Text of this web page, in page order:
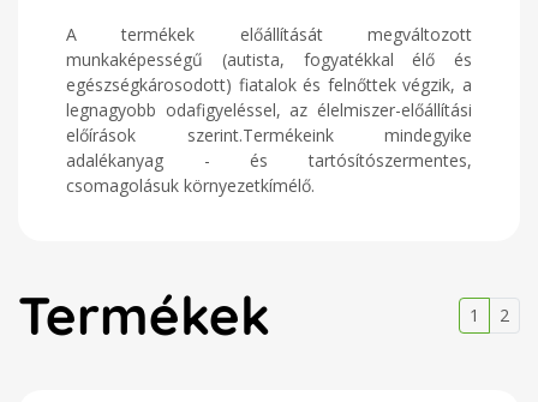
A termékek előállítását megváltozott
munkaképességű (autista, fogyatékkal élő és
egészségkárosodott) fiatalok és felnőttek végzik, a
legnagyobb odafigyeléssel, az élelmiszer-előállítási
előírások szerint.Termékeink mindegyike
adalékanyag - és tartósítószermentes,
csomagolásuk környezetkímélő.
Termékek 1 2